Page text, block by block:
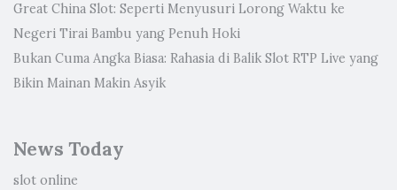
Great China Slot: Seperti Menyusuri Lorong Waktu ke
Negeri Tirai Bambu yang Penuh Hoki
Bukan Cuma Angka Biasa: Rahasia di Balik Slot RTP Live yang
Bikin Mainan Makin Asyik
News Today
slot online